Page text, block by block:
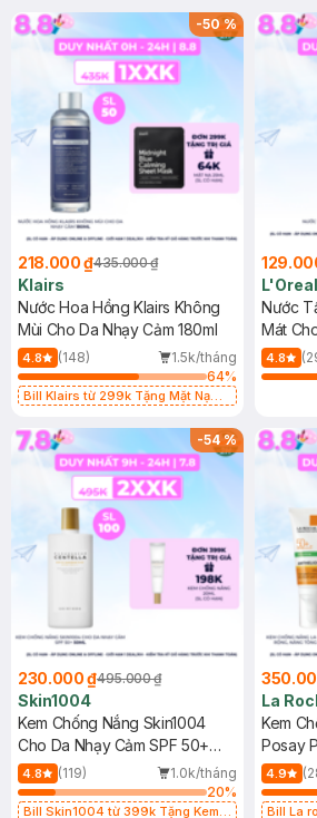
-50%
218.000 ₫435.000 ₫
Klairs
Nước Hoa Hồng Klairs Không
Mùi Cho Da Nhạy Cảm 180ml
4.8 (148)
1.5k/tháng
64%
Bill Klairs từ 299k Tặng Mặt Nạ
25ml (SL Có Hạn)
L'Oreal
Nước
Mát
400ml
4.8
-54%
230.000 ₫495.000 ₫
Skin1004
Kem Chống Nắng Skin1004
Cho Da Nhạy Cảm SPF 50+
50ml
4.8 (119)
1.0k/tháng
20%
Bill Skin1004 từ 399k Tặng Kem
La
Kem
Posay
Kiềm
4.9
Bill La